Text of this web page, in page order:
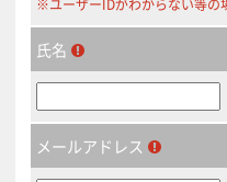
※ユーザーIDがわからない等の
氏名
メールアドレス